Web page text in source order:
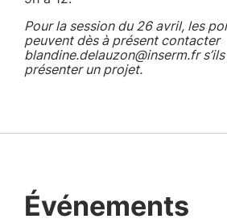
Pour la session du 26 avril, les
peuvent dès à présent contacter
blandine.delauzon@inserm.fr
présenter un projet.
Événements